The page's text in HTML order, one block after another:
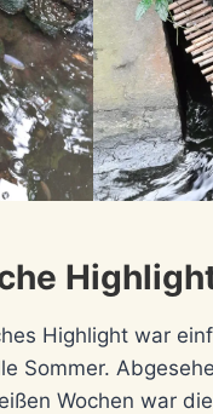
Highlight war
Sommer.
Wochen war